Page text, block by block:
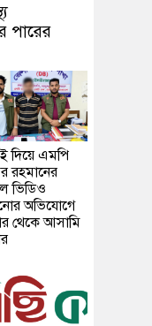
পারের
এমপি
রহমানের
ভিডিও
অভিযোগে
থেকে আসামি